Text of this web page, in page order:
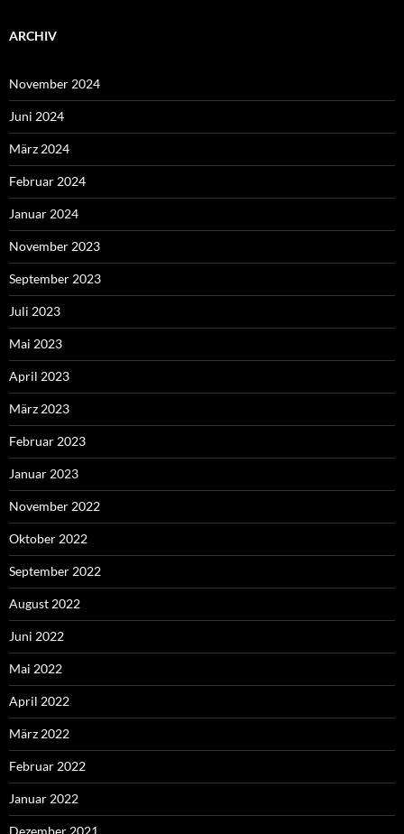
ARCHIV
November 2024
Juni 2024
März 2024
Februar 2024
Januar 2024
November 2023
September 2023
Juli 2023
Mai 2023
April 2023
März 2023
Februar 2023
Januar 2023
November 2022
Oktober 2022
September 2022
August 2022
Juni 2022
Mai 2022
April 2022
März 2022
Februar 2022
Januar 2022
Dezember 2021